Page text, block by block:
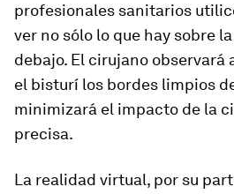
profesionales sanitarios
ver no sólo lo que hay sobre
debajo. El cirujano observará
el bisturí los bordes limpios
minimizará el impacto de la
precisa.
La realidad virtual, por su